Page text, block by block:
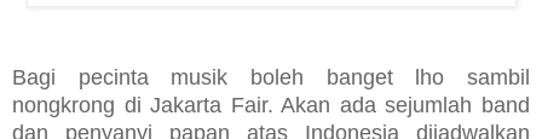
Bagi pecinta musik boleh banget lho sambil
nongkrong di Jakarta Fair. Akan ada sejumlah band
dan penyanyi papan atas Indonesia dijadwalkan